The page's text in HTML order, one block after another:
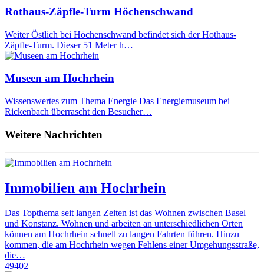
Rothaus-Zäpfle-Turm Höchenschwand
Weiter Östlich bei Höchenschwand befindet sich der Hothaus-
Zäpfle-Turm. Dieser 51 Meter h…
Museen am Hochrhein
Wissenswertes zum Thema Energie Das Energiemuseum bei
Rickenbach überrascht den Besucher…
Weitere Nachrichten
Immobilien am Hochrhein
Das Topthema seit langen Zeiten ist das Wohnen zwischen Basel
und Konstanz. Wohnen und arbeiten an unterschiedlichen Orten
können am Hochrhein schnell zu langen Fahrten führen. Hinzu
kommen, die am Hochrhein wegen Fehlens einer Umgehungsstraße,
die…
49402